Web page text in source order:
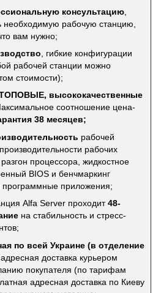
консультацию
рабочую станцию,
вам нужно;
, гибкие конфигурации
рабочей станции можно
стоимости);
высококачественные
соотношение цена-
38 месяцев;
рабочей
рабочих
процессора, жидкостное
BIOS и бенчмаркинг
приложения;
Alfa Server проходит48-
на стабильность и стресс-
по всей Украине (в отделение
доставка курьером
покупателя (по тарифам
адресная доставка по Киеву